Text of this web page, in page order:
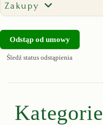
Zakupy
Odstąp od umowy
Śledź status odstąpienia
Kategorie